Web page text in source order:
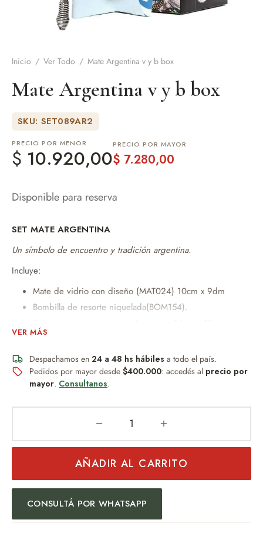
Inicio / Ver Todo / Mate Argentina v y b box
Mate Argentina v y b box
SKU: SET089AR2
PRECIO POR MENOR
$ 10.920,00
PRECIO POR MAYOR
$ 7.280,00
Disponible para reserva
SET MATE ARGENTINA
Un símbolo de encuentro y tradición argentina.
Incluye:
Mate de vidrio con diseño (MAT024) 10cm x 9dm
Bombilla de resorte niquelada(BOM154).
10cm. (ventana)12cm x 6cm.
Un obsequio distinguido que combina diseño, practicidad y
buen gusto.
Regalo empresarial
Uso personal
Amantes del mate
Una pieza pensada para quienes valoran los detalles y la
tradición.
VER MÁS
Despachamos en 24 a 48 hs hábiles a todo el país.
Pedidos por mayor desde $400.000: accedés al precio por
mayor. Consultanos.
AÑADIR AL CARRITO
CONSULTÁ POR WHATSAPP
Asado y vino
y accesorios